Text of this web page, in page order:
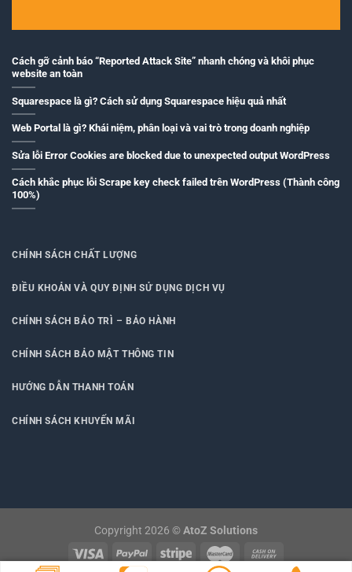
Cách gỡ cảnh báo “Reported Attack Site” nhanh chóng và khôi phục
website an toàn
Squarespace là gì? Cách sử dụng Squarespace hiệu quả nhất
Web Portal là gì? Khái niệm, phân loại và vai trò trong doanh nghiệp
Sửa lỗi Error Cookies are blocked due to unexpected output WordPress
Cách khắc phục lỗi Scrape key check failed trên WordPress (Thành công
100%)
CHÍNH SÁCH CHẤT LƯỢNG
ĐIỀU KHOẢN VÀ QUY ĐỊNH SỬ DỤNG DỊCH VỤ
CHÍNH SÁCH BẢO TRÌ – BẢO HÀNH
CHÍNH SÁCH BẢO MẬT THÔNG TIN
HƯỚNG DẪN THANH TOÁN
CHÍNH SÁCH KHUYẾN MÃI
Copyright 2026 © AtoZ Solutions